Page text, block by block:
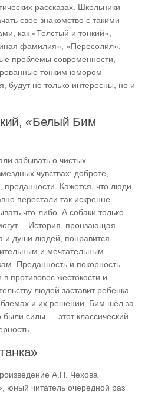
рассказах. Школьники
свое знакомство с такими
как «Толстый и тонкий»,
фамилия», «Пересолил».
проблемы современности,
тонким юмором
будут не только интересны, но и
«Белый Бим
забывать о чистых
чувствах: доброте,
преданности. Кажется, что люди
перестали так искренне
что-либо. А собаки только
История, пронзающая
и души людей, понравится
и мечтательным
Преданность и покорность
в противовес жестокости и
людей заставит ребенка
и их решении. Бим шёл за
были силы — этот классический
А.П. Чехова
юный читатель очередной раз